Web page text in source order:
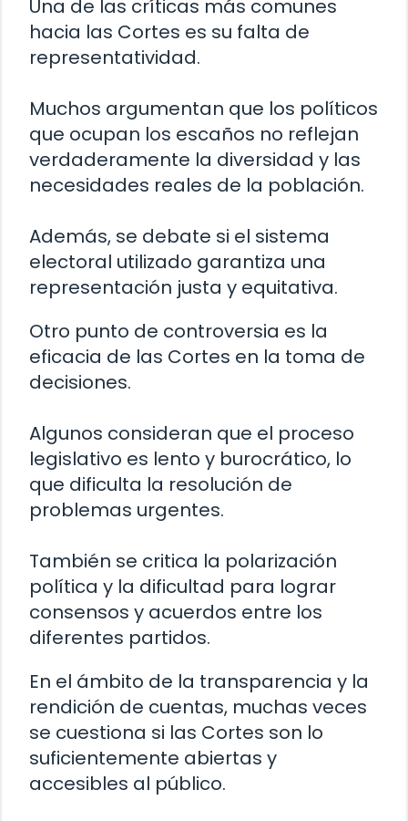
Una de las críticas más comunes
hacia las Cortes es su falta de
representatividad.
Muchos argumentan que los políticos
que ocupan los escaños no reflejan
verdaderamente la diversidad y las
necesidades reales de la población.
Además, se debate si el sistema
electoral utilizado garantiza una
representación justa y equitativa.
Otro punto de controversia es la
eficacia de las Cortes en la toma de
decisiones.
Algunos consideran que el proceso
legislativo es lento y burocrático, lo
que dificulta la resolución de
problemas urgentes.
También se critica la polarización
política y la dificultad para lograr
consensos y acuerdos entre los
diferentes partidos.
En el ámbito de la transparencia y la
rendición de cuentas, muchas veces
se cuestiona si las Cortes son lo
suficientemente abiertas y
accesibles al público.